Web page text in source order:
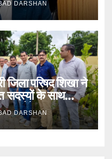
DARSHAN
जिला परिषद शिखा ने
सदस्यों के साथ
पौधे
DARSHAN